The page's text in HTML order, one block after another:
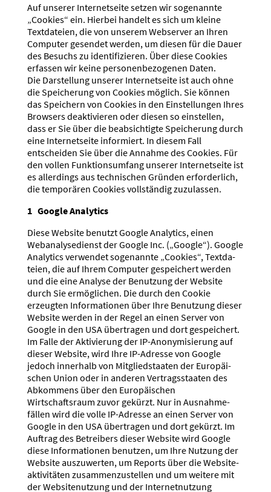
Auf unserer Inter­net­seite setzen wir sogenannte
„Cookies“ ein. Hierbei handelt es sich um kleine
Textda­teien, die von unserem Webserver an Ihren
Computer gesendet werden, um diesen für die Dauer
des Besuchs zu identi­fi­zieren. Über diese Cookies
erfassen wir keine perso­nen­be­zo­genen Daten.
Die Darstellung unserer Inter­net­seite ist auch ohne
die Speicherung von Cookies möglich. Sie können
das Speichern von Cookies in den Einstel­lungen Ihres
Browsers deakti­vieren oder diesen so einstellen,
dass er Sie über die beabsich­tigte Speicherung durch
eine Inter­net­seite infor­miert. In diesem Fall
entscheiden Sie über die Annahme des Cookies. Für
den vollen Funkti­ons­umfang unserer Inter­net­seite ist
es aller­dings aus techni­schen Gründen erfor­derlich,
die tempo­rären Cookies vollständig zuzulassen.
1 Google Analytics
Diese Website benutzt Google Analytics, einen
Webana­ly­se­dienst der Google Inc. („Google“). Google
Analytics verwendet sogenannte „Cookies“, Textda­
teien, die auf Ihrem Computer gespei­chert werden
und die eine Analyse der Benutzung der Website
durch Sie ermög­lichen. Die durch den Cookie
erzeugten Infor­ma­tionen über Ihre Benutzung dieser
Website werden in der Regel an einen Server von
Google in den USA übertragen und dort gespei­chert.
Im Falle der Aktivierung der IP-Anony­mi­sierung auf
dieser Website, wird Ihre IP-Adresse von Google
jedoch innerhalb von Mitglied­staaten der Europäi­
schen Union oder in anderen Vertrags­staaten des
Abkommens über den Europäi­schen
Wirtschaftsraum zuvor gekürzt. Nur in Ausnah­me­
fällen wird die volle IP-Adresse an einen Server von
Google in den USA übertragen und dort gekürzt. Im
Auftrag des Betreibers dieser Website wird Google
diese Infor­ma­tionen benutzen, um Ihre Nutzung der
Website auszu­werten, um Reports über die Website­
ak­ti­vi­täten zusam­men­zu­stellen und um weitere mit
der Website­nutzung und der Inter­net­nutzung